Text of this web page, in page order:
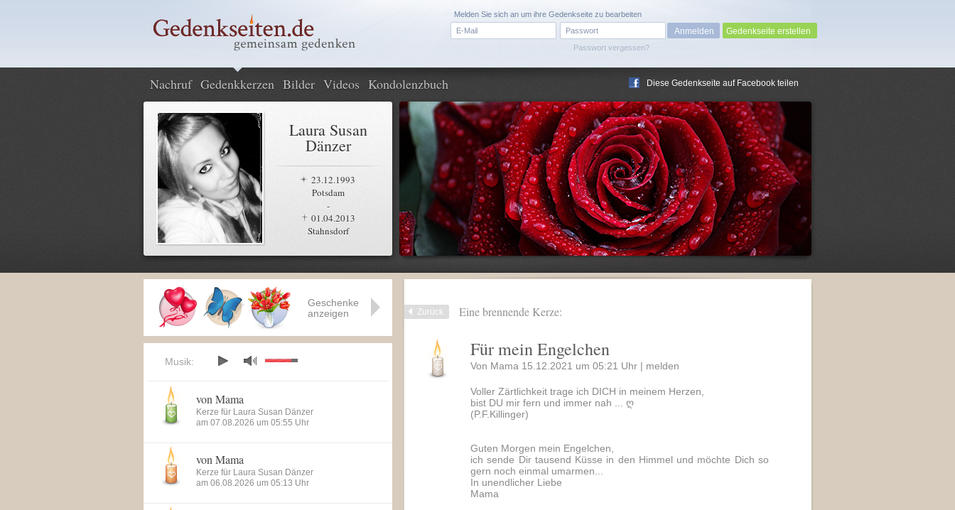
Passwort vergessen?
Melden Sie sich an um ihre Gedenkseite zu bearbeiten
Gedenkseite erstellen
Nachruf Gedenkkerzen Bilder Videos Kondolenzbuch Diese Gedenkseite auf Facebook teilen
Laura Susan
Dänzer
23.12.1993
Potsdam
-
01.04.2013
Stahnsdorf
Zurück Eine brennende Kerze:
Für mein Engelchen
Von Mama 15.12.2021 um 05:21 Uhr | melden
Voller Zärtlichkeit trage ich DICH in meinem Herzen,
bist DU mir fern und immer nah ... ღ
(P.F.Killinger)
Guten Morgen mein Engelchen,
ich sende Dir tausend Küsse in den Himmel und möchte Dich so
gern noch einmal umarmen...
In unendlicher Liebe
Mama
Geschenke
anzeigen
Musik:
von Mama
Kerze für Laura Susan Dänzer
am 07.08.2026 um 05:55 Uhr
von Mama
Kerze für Laura Susan Dänzer
am 06.08.2026 um 05:13 Uhr